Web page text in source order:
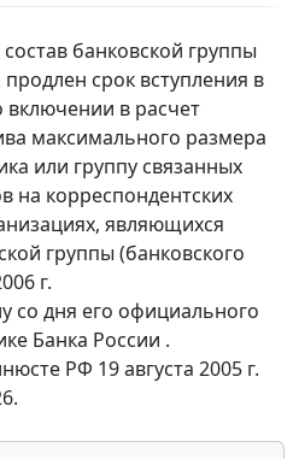
банковской группы
срок вступления в
включении в расчет
максимального размера
или группу связанных
на корреспондентских
являющихся
группы (банковского
г.
со дня его официального
Банка России .
РФ 19 августа 2005 г.